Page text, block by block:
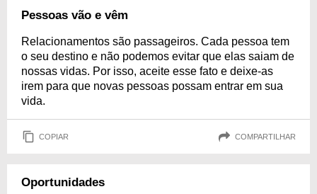
Pessoas vão e vêm
Relacionamentos são passageiros. Cada pessoa tem
o seu destino e não podemos evitar que elas saiam de
nossas vidas. Por isso, aceite esse fato e deixe-as
irem para que novas pessoas possam entrar em sua
vida.
COPIAR COMPARTILHAR
Oportunidades